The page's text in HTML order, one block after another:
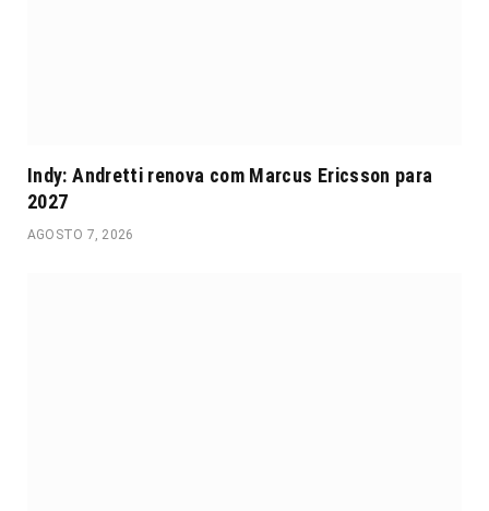
Indy: Andretti renova com Marcus Ericsson para
2027
AGOSTO 7, 2026